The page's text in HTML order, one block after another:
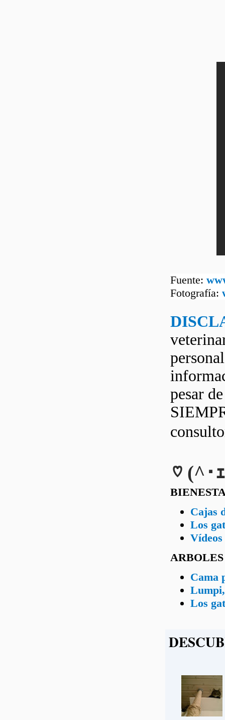
Fuente:
Fotografía:
pesar
♡ (^･
Cajas
Los
Vídeos
Cama
Los